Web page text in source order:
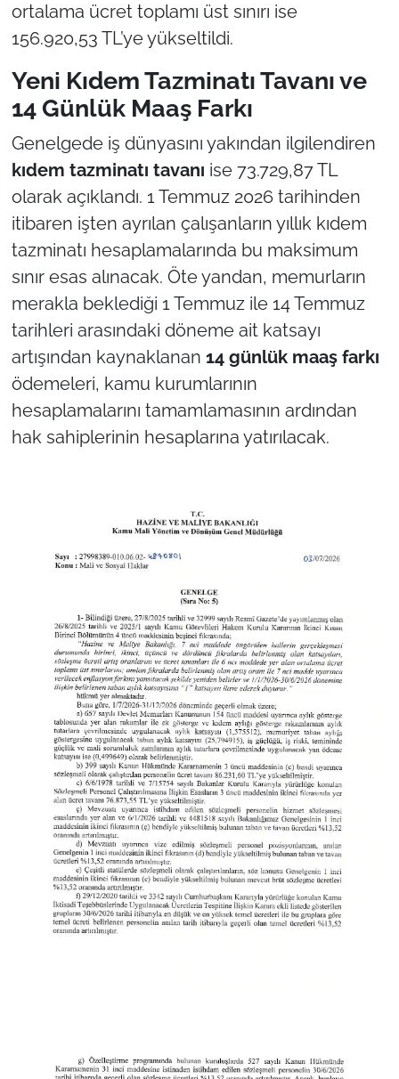
ortalama ücret toplamı üst sınırı ise
156.920,53 TL’ye yükseltildi.
Yeni Kıdem Tazminatı Tavanı ve
14 Günlük Maaş Farkı
Genelgede iş dünyasını yakından ilgilendiren
kıdem tazminatı tavanı ise 73.729,87 TL
olarak açıklandı. 1 Temmuz 2026 tarihinden
itibaren işten ayrılan çalışanların yıllık kıdem
tazminatı hesaplamalarında bu maksimum
sınır esas alınacak. Öte yandan, memurların
merakla beklediği 1 Temmuz ile 14 Temmuz
tarihleri arasındaki döneme ait katsayı
artışından kaynaklanan 14 günlük maaş farkı
ödemeleri, kamu kurumlarının
hesaplamalarını tamamlamasının ardından
hak sahiplerinin hesaplarına yatırılacak.